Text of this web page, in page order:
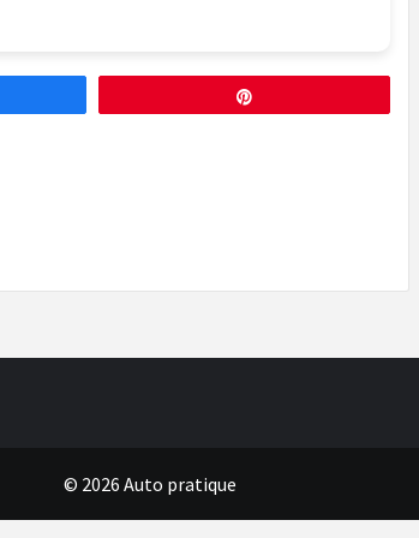
© 2026 Auto pratique